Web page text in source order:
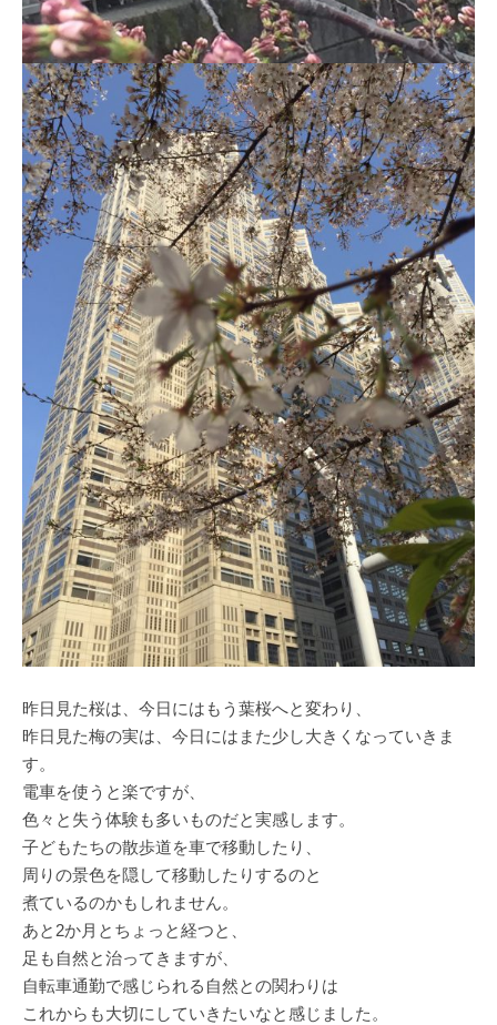
昨日見た桜は、今日にはもう葉桜へと変わり、
昨日見た梅の実は、今日にはまた少し大きくなっていきま
す。
電車を使うと楽ですが、
色々と失う体験も多いものだと実感します。
子どもたちの散歩道を車で移動したり、
周りの景色を隠して移動したりするのと
煮ているのかもしれません。
あと2か月とちょっと経つと、
足も自然と治ってきますが、
自転車通勤で感じられる自然との関わりは
これからも大切にしていきたいなと感じました。